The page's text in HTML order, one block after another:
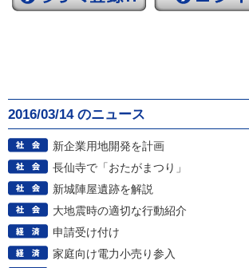
2016/03/14 のニュース
新企業用地開発を計画
長仙寺で「おたがまつり」
新城陣屋遺跡を解説
大地震時の適切な行動紹介
申請受け付け
家庭向け電力小売り参入